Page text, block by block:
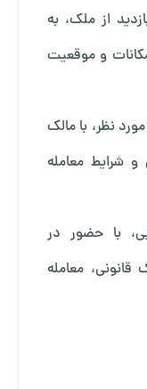
از ملک، به
و موقعیت
نظر، با مالک
شرایط معامله
با حضور در
قانونی، معامله